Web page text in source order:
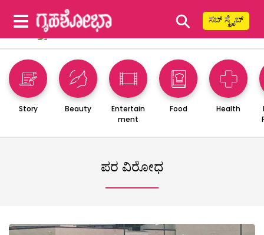
⚲ ಸಬ್ ಸ್ಕ್ರೈಬ್
Story Beauty
Entertain
ment
Food Health
ಪರ ವಿರೋಧ